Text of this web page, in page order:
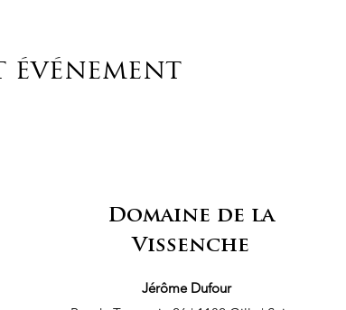
événement
Domaine de la
Vissenche
Jérôme Dufour